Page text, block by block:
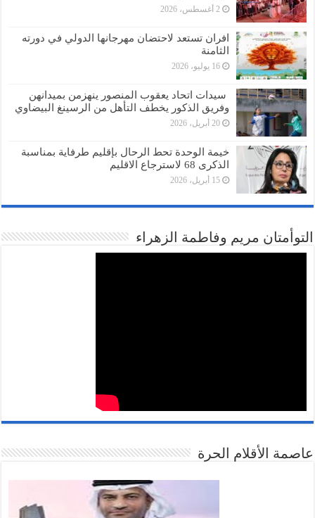
2 أغسطس، 2026
افران تستعد لاحتضان مهرجانها الدولي في دورته
الثامنة
16 يوليو، 2026
سيدات اتحاد يعقوب المنصور ينهزمن بميدانهن
وفريق الذكور يخطف التأهل من الرسينغ البيضاوي
20 أبريل، 2026
خيمة الوحدة تحط الرحال بإقليم طرفاية بمناسبة
الذكرى 68 لاسترجاع الاقليم
15 أبريل، 2026
التوأمتان مريم وفاطمة الزهراء
عاصمة الأقلام الحرة